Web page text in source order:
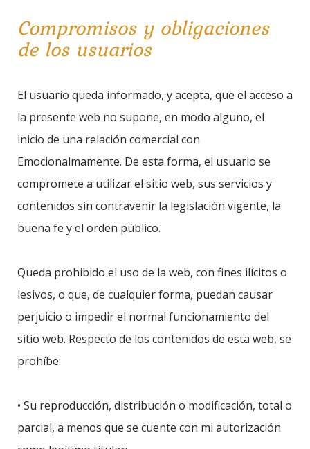
Compromisos y obligaciones
de los usuarios
El usuario queda informado, y acepta, que el acceso a
la presente web no supone, en modo alguno, el
inicio de una relación comercial con
Emocionalmamente. De esta forma, el usuario se
compromete a utilizar el sitio web, sus servicios y
contenidos sin contravenir la legislación vigente, la
buena fe y el orden público.
Queda prohibido el uso de la web, con fines ilícitos o
lesivos, o que, de cualquier forma, puedan causar
perjuicio o impedir el normal funcionamiento del
sitio web. Respecto de los contenidos de esta web, se
prohíbe:
• Su reproducción, distribución o modificación, total o
parcial, a menos que se cuente con mi autorización